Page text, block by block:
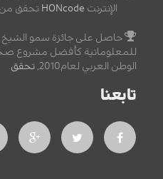
الإنترنت HONcode تحقق من
حاصل على جائزة سمو الشيخ
للمعلوماتية كأفضل مشروع
الوطن العربي لعام2010,
تحقق
تابعنا